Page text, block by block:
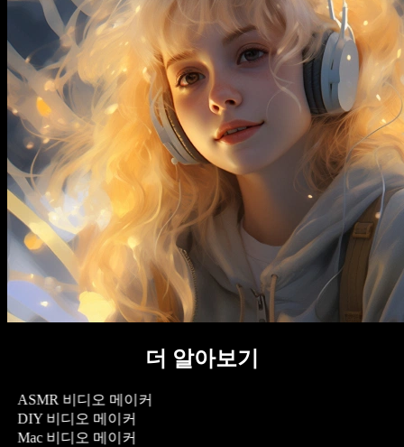
더 알아보기
ASMR 비디오 메이커
DIY 비디오 메이커
Mac 비디오 메이커